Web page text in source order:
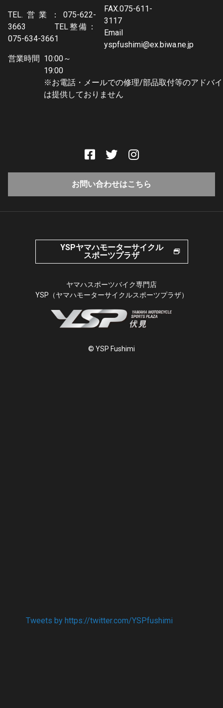
TEL.営業：075-622-
3663 TEL整備：
075-634-3661
FAX.075-611-
3117
Email
yspfushimi@ex.biwa.ne.jp
営業時間 10:00～
※お電話・メールでの修理/部品取付等のアドバ
は提供しておりません
お問い合わせはこちら
YSPヤマハモーターサイクル
スポーツプラザ
ヤマハスポーツバイク専門店
YSP（ヤマハモーターサイクルスポーツプラザ）
© YSP Fushimi
Tweets by https://twitter.com/YSPfushimi